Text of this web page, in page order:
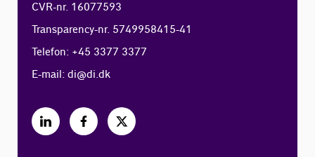
CVR-nr. 16077593
Transparency-nr. 5749958415-41
Telefon: +45 3377 3377
E-mail:di@di.dk